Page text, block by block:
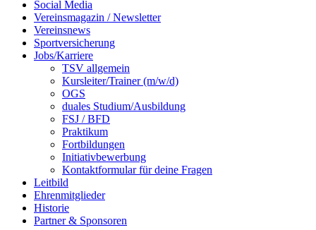
Social Media
Vereinsmagazin / Newsletter
Vereinsnews
Sportversicherung
Jobs/Karriere
TSV allgemein
Kursleiter/Trainer (m/w/d)
OGS
duales Studium/Ausbildung
FSJ / BFD
Praktikum
Fortbildungen
Initiativbewerbung
Kontaktformular für deine Fragen
Leitbild
Ehrenmitglieder
Historie
Partner & Sponsoren